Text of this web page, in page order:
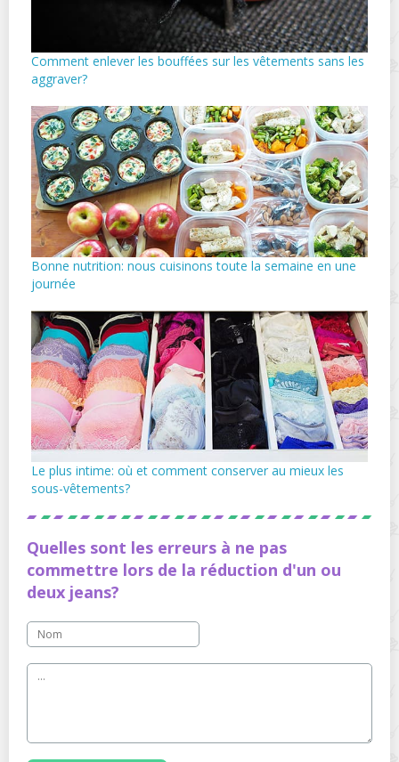
Comment enlever les bouffées sur les vêtements sans les
aggraver?
Bonne nutrition: nous cuisinons toute la semaine en une
journée
Le plus intime: où et comment conserver au mieux les
sous-vêtements?
Quelles sont les erreurs à ne pas
commettre lors de la réduction d'un ou
deux jeans?